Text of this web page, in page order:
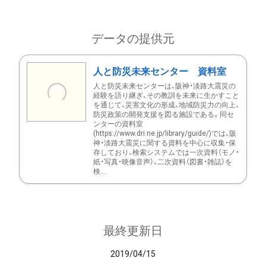
データの提供元
人と防災未来センター 資料室
人と防災未来センターは、阪神・淡路大震災の
経験を語り継ぎ、その教訓を未来に生かすこと
を通じて、災害文化の形成、地域防災力の向上、
防災政策の開発支援を図る施設である。同セ
ンターの資料室
(https://www.dri.ne.jp/library/guide/)では、阪
神・淡路大震災に関する資料を中心に収集・保
存しており、検索システムでは一次資料（モノ・
紙・写真・映像音声）、二次資料（図書・雑誌）を
検...
最終更新日
2019/04/15